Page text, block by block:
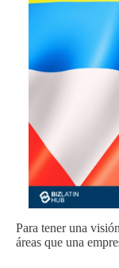
Para tener una
áreas que una